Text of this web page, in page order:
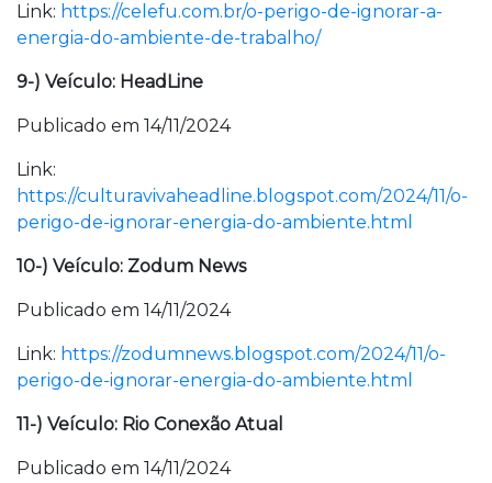
Link: https://celefu.com.br/o-perigo-de-ignorar-a-
energia-do-ambiente-de-trabalho/
9-) Veículo: HeadLine
Publicado em 14/11/2024
Link:
https://culturavivaheadline.blogspot.com/2024/11/o-
perigo-de-ignorar-energia-do-ambiente.html
10-) Veículo: Zodum News
Publicado em 14/11/2024
Link: https://zodumnews.blogspot.com/2024/11/o-
perigo-de-ignorar-energia-do-ambiente.html
11-) Veículo: Rio Conexão Atual
Publicado em 14/11/2024